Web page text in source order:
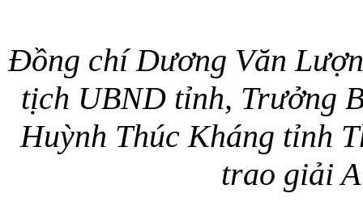
Đồng chí Dương Văn
tịch UBND tỉnh, Trưởng
Huỳnh Thúc Kháng tỉnh
trao giải